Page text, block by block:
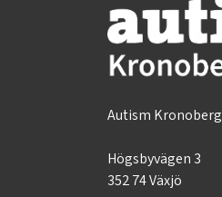
Autism Kronoberg
Högsbyvägen 3
352 74 Växjö